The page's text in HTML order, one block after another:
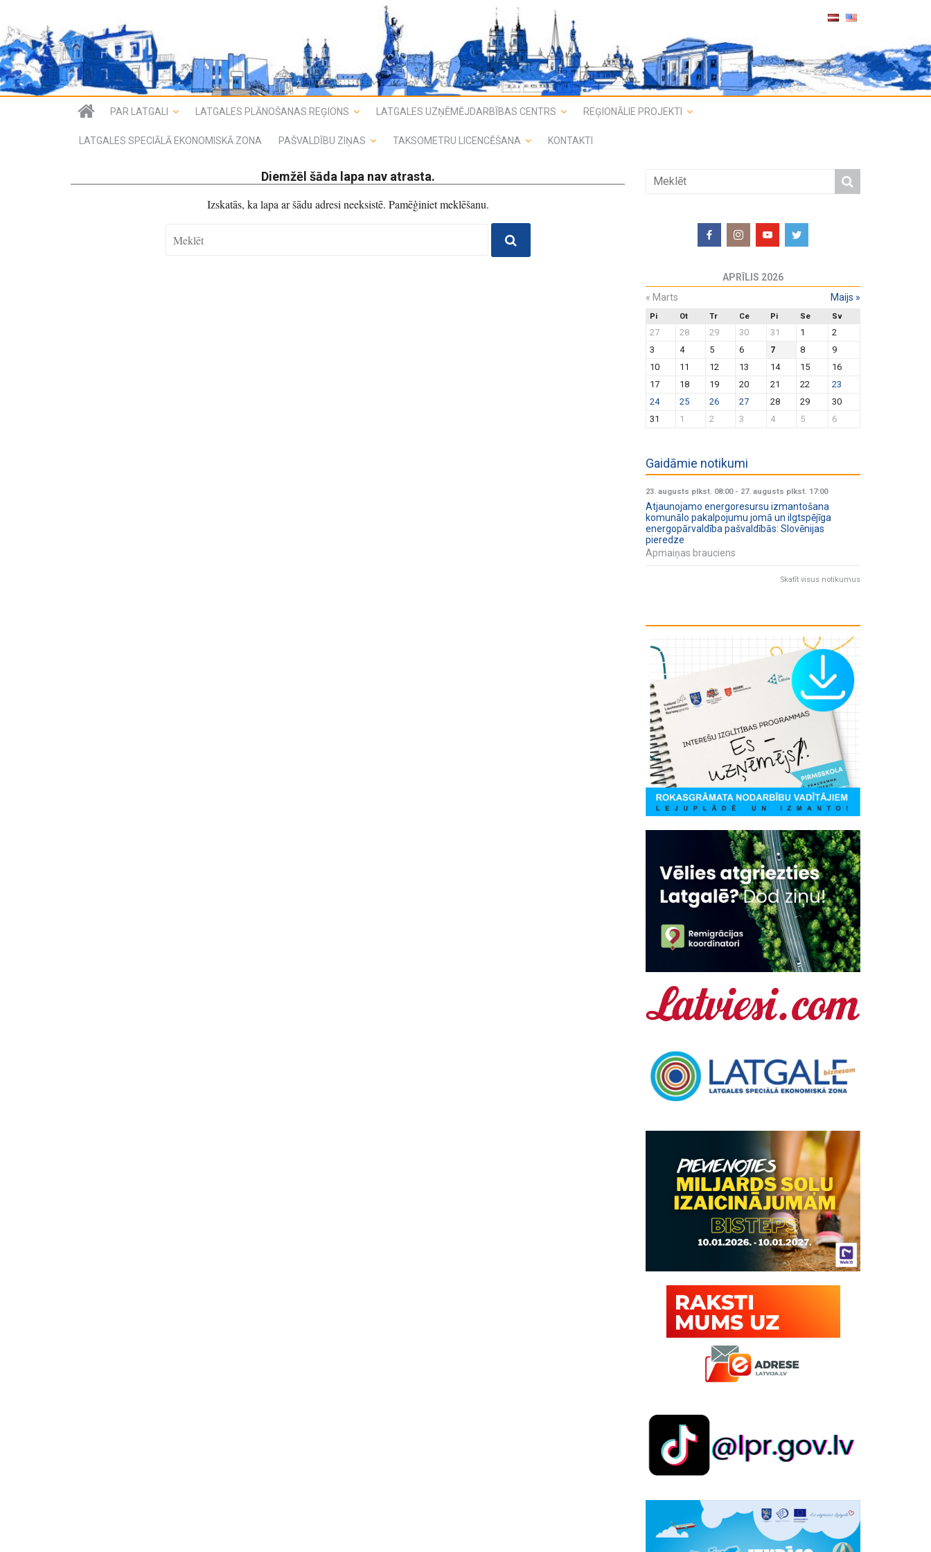
PAR LATGALI LATGALES PLĀNOŠANAS REĢIONS LATGALES UZŅĒMĒJDARBĪBAS CENTRS REĢIONĀLIE PROJEKTI
LATGALES SPECIĀLĀ EKONOMISKĀ ZONA PAŠVALDĪBU ZIŅAS TAKSOMETRU LICENCĒŠANA KONTAKTI
Diemžēl šāda lapa nav atrasta.
Izskatās, ka lapa ar šādu adresi neeksistē. Pamēģiniet meklēšanu.
APRĪLIS 2026
« Marts Maijs »
Pi Ot Tr Ce Pi Se Sv
27 28 29 30 31 1
2
3
4 5 6 7 8
9
10
11 12 13 14 15
16
17
18 19 20 21 22
23
24
25 26 27 28 29
30
31
1 2 3 4 5 6
Gaidāmie notikumi
23. augusts plkst. 08:00- 27. augusts plkst. 17:00
Atjaunojamo energoresursu izmantošana
komunālo pakalpojumu jomā un ilgtspējīga
energopārvaldība pašvaldībās: Slovēnijas
pieredze
Apmaiņas brauciens
Skatīt visus notikumus